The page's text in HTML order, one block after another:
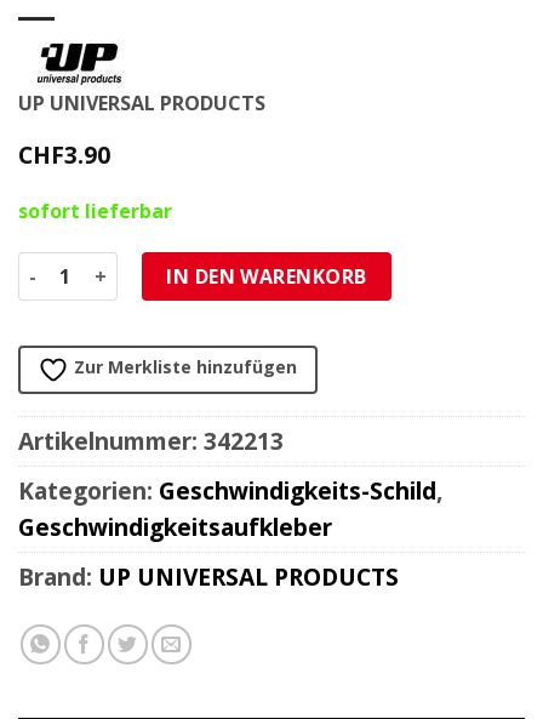
UP UNIVERSAL PRODUCTS
CHF3.90
sofort lieferbar
Geschwindigkeits - Kleber 65 km/h zu 342220 Menge
IN DEN WARENKORB
Zur Merkliste hinzufügen
Artikelnummer: 342213
Kategorien: Geschwindigkeits-Schild,
Geschwindigkeitsaufkleber
Brand: UP UNIVERSAL PRODUCTS